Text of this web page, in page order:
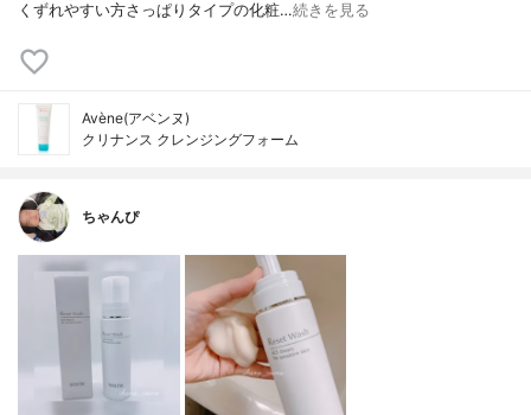
くずれやすい方さっぱりタイプの化粧…続きを見る
Avène(アベンヌ)
クリナンス クレンジングフォーム
ちゃんぴ